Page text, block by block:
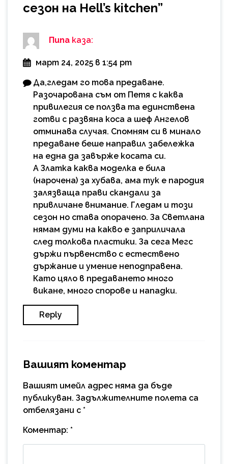
сезон на Hell’s kitchen”
Пипа каза:
март 24, 2025 в 1:54 pm
Да,гледам го това предаване.
Разочарована съм от Петя с каква
привилегия се ползва та единствена
готви с развяна коса а шеф Ангелов
отминава случая. Спомням си в минало
предаване беше направил забележка
на една да завърже косата си.
А Златка каква моделка е била
(нарочена) за хубава, ама тук е пародия
залязваща прави скандали за
привличане внимание. Гледам и този
сезон но става опорачено. За Светлана
нямам думи на какво е заприличала
след толкова пластики. За сега Мегс
държи първенство с естествено
държание и умение неподправена.
Като цяло в предаването много
викане, много спорове и нападки.
Reply
Вашият коментар
Вашият имейл адрес няма да бъде
публикуван. Задължителните полета са
отбелязани с *
Коментар: *